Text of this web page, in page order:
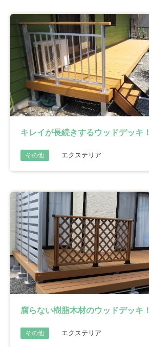
キレイが長続きするウッドデッキ！
その他 エクステリア
腐らない樹脂木材のウッドデッキ！
その他 エクステリア